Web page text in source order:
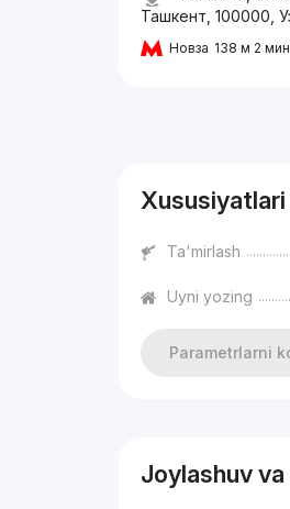
Ташкент, 100000,
Новза 138 м 2 мин
Xususiyatlari
Ta'mirlash
Uyni yozing
Parametrlarni
Joylashuv